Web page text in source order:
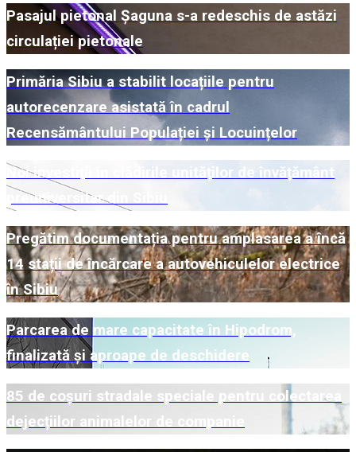
Pasajul pietonal Șaguna s-a redeschis de astăzi
circulației pietonale
Primăria Sibiu a stabilit locațiile pentru
autorecenzare asistată în cadrul
Recensământului Populației și Locuințelor
Noi investiții în clădirile unităților de învățământ
preuniversitar din Sibiu
Pregătim documentația pentru amplasarea a încă
14 stații de încărcare a autovehiculelor electrice
în Sibiu
Parcarea de mare capacitate în Hipodrom,
finalizată și aproape de deschidere
85 de coșuri stradale speciale pentru colectarea
dejecțiilor animalelor de companie